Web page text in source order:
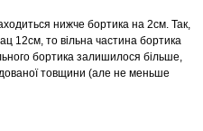
нижче бортика на 2см. Так,
12см, то вільна частина бортика
бортика залишилося більше,
товщини (але не меньше